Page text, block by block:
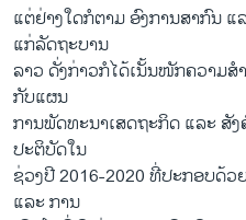
ແຕ່ຢ່າງໃດກໍຕາມ ອົງການສາກົນ
ແກ່ລັດຖະບານ
ລາວ ດັ່ງກ່າວກໍໄດ້ເນັ້ນໜັກຄວາມສ
ກັບແຜນ
ການພັດທະນາເສດຖະກິດ ແລະ ສັ
ປະຕິບັດໃນ
ຊ່ວງປີ 2016-2020 ທີ່ປະກອບດ້
ແລະ ການ